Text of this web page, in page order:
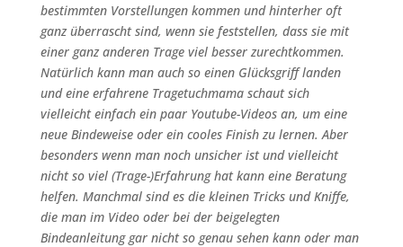
bestimmten Vorstellungen kommen und hinterher oft
ganz überrascht sind, wenn sie feststellen, dass sie mit
einer ganz anderen Trage viel besser zurechtkommen.
Natürlich kann man auch so einen Glücksgriff landen
und eine erfahrene Tragetuchmama schaut sich
vielleicht einfach ein paar Youtube-Videos an, um eine
neue Bindeweise oder ein cooles Finish zu lernen. Aber
besonders wenn man noch unsicher ist und vielleicht
nicht so viel (Trage-)Erfahrung hat kann eine Beratung
helfen. Manchmal sind es die kleinen Tricks und Kniffe,
die man im Video oder bei der beigelegten
Bindeanleitung gar nicht so genau sehen kann oder man